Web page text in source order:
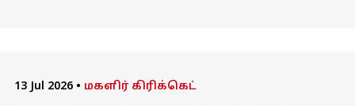
13 Jul 2026 • மகளிர் கிரிக்கெட்